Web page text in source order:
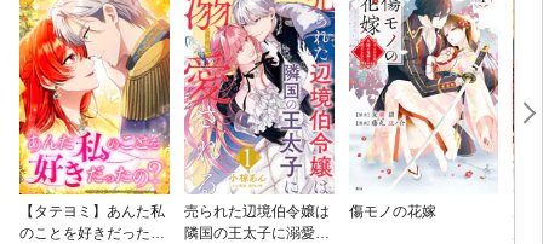
【タテヨミ】あんた私
のことを好きだった
売られた辺境伯令嬢は
隣国の王太子に溺愛さ
傷モノの花嫁